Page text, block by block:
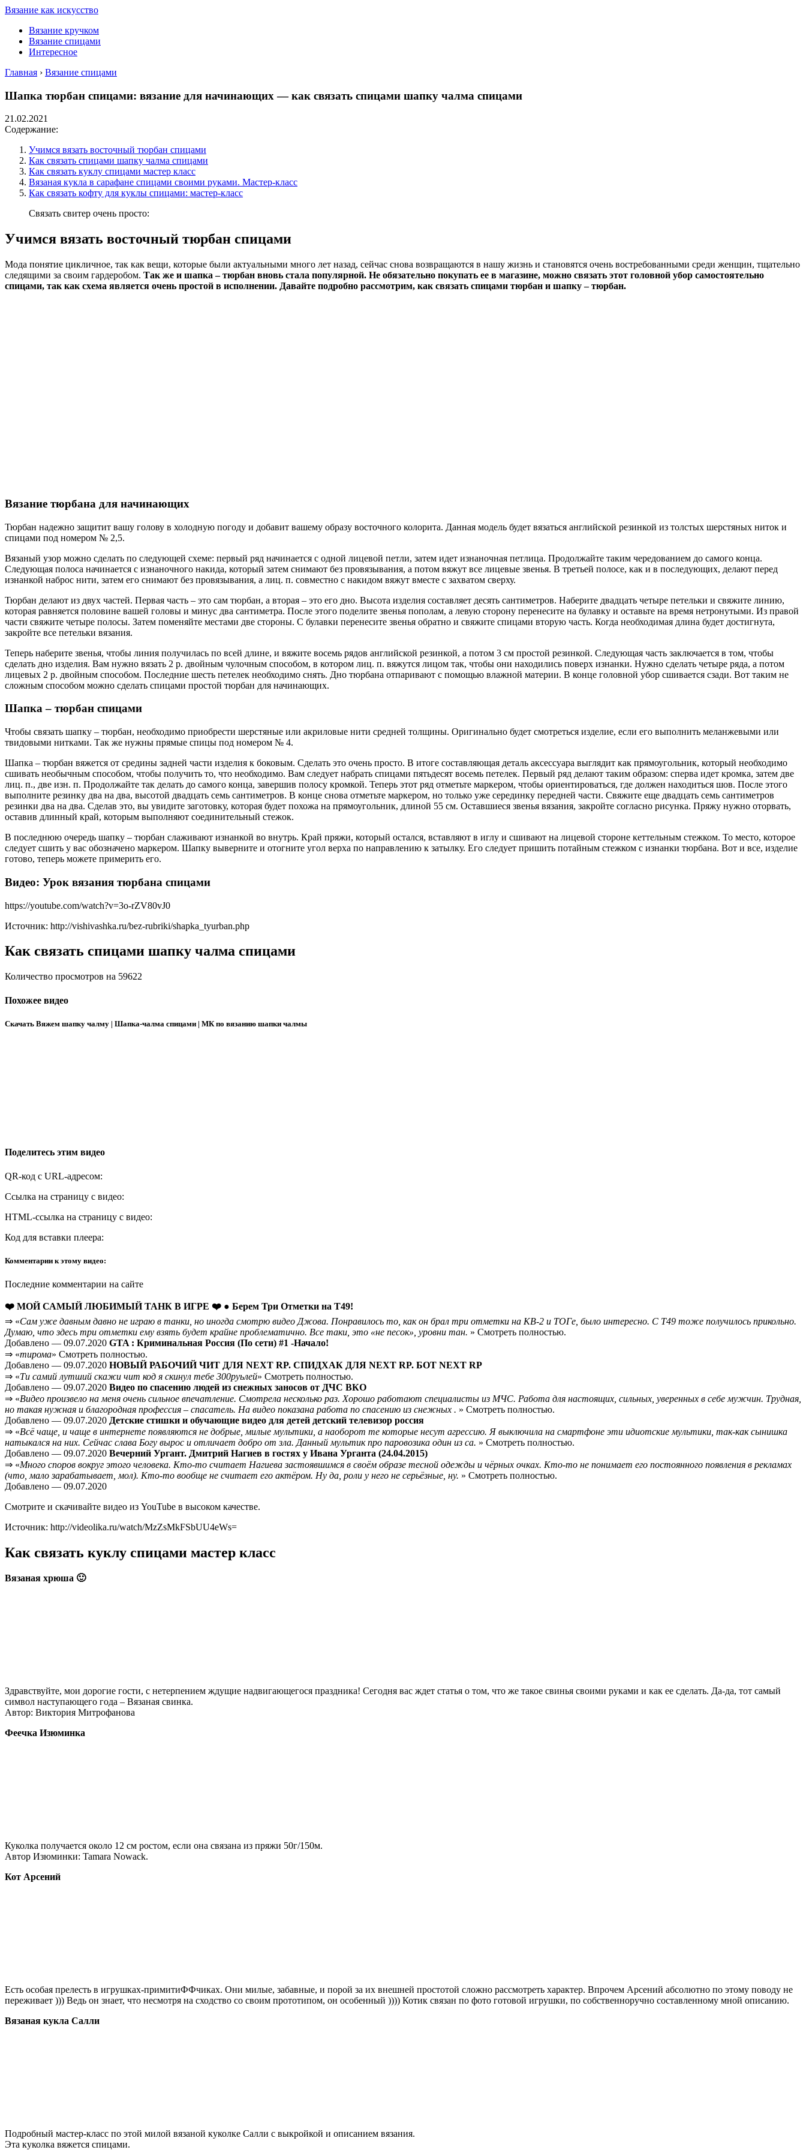
Вязание как искусство
Вязание кручком
Вязание спицами
Интересное
Главная › Вязание спицами
Шапка тюрбан спицами: вязание для начинающих — как связать спицами шапку чалма спицами
21.02.2021
Содержание:
Учимся вязать восточный тюрбан спицами
Как связать спицами шапку чалма спицами
Как связать куклу спицами мастер класс
Вязаная кукла в сарафане спицами своими руками. Мастер-класс
Как связать кофту для куклы спицами: мастер-класс
Связать свитер очень просто:
Учимся вязать восточный тюрбан спицами
Мода понятие цикличное, так как вещи, которые были актуальными много лет назад, сейчас снова возвращаются в нашу жизнь и становятся очень востребованными среди женщин, тщательно
следящими за своим гардеробом. Так же и шапка – тюрбан вновь стала популярной. Не обязательно покупать ее в магазине, можно связать этот головной убор самостоятельно
спицами, так как схема является очень простой в исполнении. Давайте подробно рассмотрим, как связать спицами тюрбан и шапку – тюрбан.
Вязание тюрбана для начинающих
Тюрбан надежно защитит вашу голову в холодную погоду и добавит вашему образу восточного колорита. Данная модель будет вязаться английской резинкой из толстых шерстяных ниток и
спицами под номером № 2,5.
Вязаный узор можно сделать по следующей схеме: первый ряд начинается с одной лицевой петли, затем идет изнаночная петлица. Продолжайте таким чередованием до самого конца.
Следующая полоса начинается с изнаночного накида, который затем снимают без провязывания, а потом вяжут все лицевые звенья. В третьей полосе, как и в последующих, делают перед
изнанкой наброс нити, затем его снимают без провязывания, а лиц. п. совместно с накидом вяжут вместе с захватом сверху.
Тюрбан делают из двух частей. Первая часть – это сам тюрбан, а вторая – это его дно. Высота изделия составляет десять сантиметров. Наберите двадцать четыре петельки и свяжите линию,
которая равняется половине вашей головы и минус два сантиметра. После этого поделите звенья пополам, а левую сторону перенесите на булавку и оставьте на время нетронутыми. Из правой
части свяжите четыре полосы. Затем поменяйте местами две стороны. С булавки перенесите звенья обратно и свяжите спицами вторую часть. Когда необходимая длина будет достигнута,
закройте все петельки вязания.
Теперь наберите звенья, чтобы линия получилась по всей длине, и вяжите восемь рядов английской резинкой, а потом 3 см простой резинкой. Следующая часть заключается в том, чтобы
сделать дно изделия. Вам нужно вязать 2 р. двойным чулочным способом, в котором лиц. п. вяжутся лицом так, чтобы они находились поверх изнанки. Нужно сделать четыре ряда, а потом
лицевых 2 р. двойным способом. Последние шесть петелек необходимо снять. Дно тюрбана отпаривают с помощью влажной материи. В конце головной убор сшивается сзади. Вот таким не
сложным способом можно сделать спицами простой тюрбан для начинающих.
Шапка – тюрбан спицами
Чтобы связать шапку – тюрбан, необходимо приобрести шерстяные или акриловые нити средней толщины. Оригинально будет смотреться изделие, если его выполнить меланжевыми или
твидовыми нитками. Так же нужны прямые спицы под номером № 4.
Шапка – тюрбан вяжется от средины задней части изделия к боковым. Сделать это очень просто. В итоге составляющая деталь аксессуара выглядит как прямоугольник, который необходимо
сшивать необычным способом, чтобы получить то, что необходимо. Вам следует набрать спицами пятьдесят восемь петелек. Первый ряд делают таким образом: сперва идет кромка, затем две
лиц. п., две изн. п. Продолжайте так делать до самого конца, завершив полосу кромкой. Теперь этот ряд отметьте маркером, чтобы ориентироваться, где должен находиться шов. После этого
выполните резинку два на два, высотой двадцать семь сантиметров. В конце снова отметьте маркером, но только уже серединку передней части. Свяжите еще двадцать семь сантиметров
резинки два на два. Сделав это, вы увидите заготовку, которая будет похожа на прямоугольник, длиной 55 см. Оставшиеся звенья вязания, закройте согласно рисунка. Пряжу нужно оторвать,
оставив длинный край, которым выполняют соединительный стежок.
В последнюю очередь шапку – тюрбан слаживают изнанкой во внутрь. Край пряжи, который остался, вставляют в иглу и сшивают на лицевой стороне кеттельным стежком. То место, которое
следует сшить у вас обозначено маркером. Шапку выверните и отогните угол верха по направлению к затылку. Его следует пришить потайным стежком с изнанки тюрбана. Вот и все, изделие
готово, теперь можете примерить его.
Видео: Урок вязания тюрбана спицами
https://youtube.com/watch?v=3o-rZV80vJ0
Источник: http://vishivashka.ru/bez-rubriki/shapka_tyurban.php
Как связать спицами шапку чалма спицами
Количество просмотров на 59622
Похожее видео
Скачать Вяжем шапку чалму | Шапка-чалма спицами | МК по вязанию шапки чалмы
Поделитесь этим видео
QR-код с URL-адресом:
Ссылка на страницу с видео:
HTML-ссылка на страницу с видео:
Код для вставки плеера:
Комментарии к этому видео:
Последние комментарии на сайте
❤️ МОЙ САМЫЙ ЛЮБИМЫЙ ТАНК В ИГРЕ ❤️ ● Берем Три Отметки на Т49!
⇒ «Сам уже давным давно не играю в танки, но иногда смотрю видео Джова. Понравилось то, как он брал три отметки на КВ-2 и ТОГе, было интересно. С Т49 тоже получилось прикольно.
Думаю, что здесь три отметки ему взять будет крайне проблематично. Все таки, это «не песок», уровни тан. » Смотреть полностью.
Добавлено — 09.07.2020 GTA : Криминальная Россия (По сети) #1 -Начало!
⇒ «тирома» Смотреть полностью.
Добавлено — 09.07.2020 НОВЫЙ РАБОЧИЙ ЧИТ ДЛЯ NEXT RP. СПИДХАК ДЛЯ NEXT RP. БОТ NEXT RP
⇒ «Ти самий лутший скажи чит код я скинул тебе 300руьлей» Смотреть полностью.
Добавлено — 09.07.2020 Видео по спасению людей из снежных заносов от ДЧС ВКО
⇒ «Видео произвело на меня очень сильное впечатление. Смотрела несколько раз. Хорошо работают специалисты из МЧС. Работа для настоящих, сильных, уверенных в себе мужчин. Трудная,
но такая нужная и благородная профессия – спасатель. На видео показана работа по спасению из снежных . » Смотреть полностью.
Добавлено — 09.07.2020 Детские стишки и обучающие видео для детей детский телевизор россия
⇒ «Всё чаще, и чаще в интернете появляются не добрые, милые мультики, а наоборот те которые несут агрессию. Я выключила на смартфоне эти идиотские мультики, так-как сынишка
натыкался на них. Сейчас слава Богу вырос и отличает добро от зла. Данный мультик про паровозика один из са. » Смотреть полностью.
Добавлено — 09.07.2020 Вечерний Ургант. Дмитрий Нагиев в гостях у Ивана Урганта (24.04.2015)
⇒ «Много споров вокруг этого человека. Кто-то считает Нагиева застоявшимся в своём образе тесной одежды и чёрных очках. Кто-то не понимает его постоянного появления в рекламах
(что, мало зарабатывает, мол). Кто-то вообще не считает его актёром. Ну да, роли у него не серьёзные, ну. » Смотреть полностью.
Добавлено — 09.07.2020
Смотрите и скачивайте видео из YouTube в высоком качестве.
Источник: http://videolika.ru/watch/MzZsMkFSbUU4eWs=
Как связать куклу спицами мастер класс
Вязаная хрюша 🙂
Здравствуйте, мои дорогие гости, с нетерпением ждущие надвигающегося праздника! Сегодня вас ждет статья о том, что же такое свинья своими руками и как ее сделать. Да-да, тот самый
символ наступающего года – Вязаная свинка.
Автор: Виктория Митрофанова
Феечка Изюминка
Куколка получается около 12 см ростом, если она связана из пряжи 50г/150м.
Автор Изюминки: Tamara Nowack.
Кот Арсений
Есть особая прелесть в игрушках-примитиФФчиках. Они милые, забавные, и порой за их внешней простотой сложно рассмотреть характер. Впрочем Арсений абсолютно по этому поводу не
переживает ))) Ведь он знает, что несмотря на сходство со своим прототипом, он особенный )))) Котик связан по фото готовой игрушки, по собственноручно составленному мной описанию.
Вязаная кукла Салли
Подробный мастер-класс по этой милой вязаной куколке Салли с выкройкой и описанием вязания.
Эта куколка вяжется спицами.